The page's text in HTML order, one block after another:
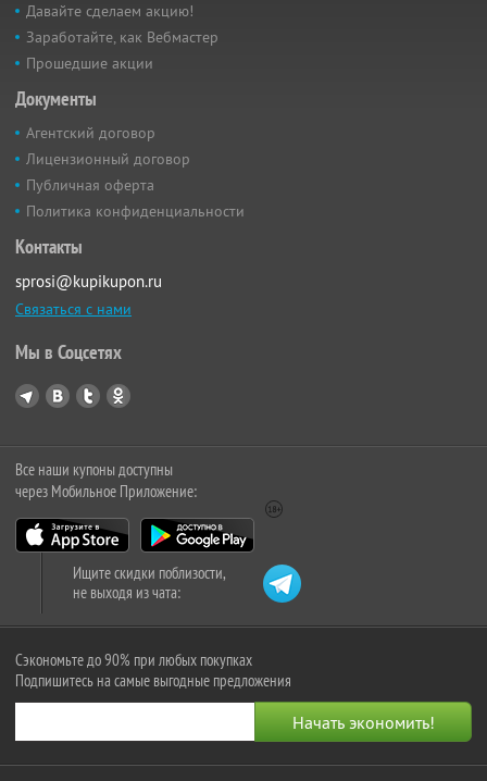
Давайте сделаем акцию!
Заработайте, как Вебмастер
Прошедшие акции
Документы
Агентский договор
Лицензионный договор
Публичная оферта
Политика конфиденциальности
Контакты
sprosi@kupikupon.ru
Связаться с нами
Мы в Соцсетях
Все наши купоны доступны
через Мобильное Приложение:
Ищите скидки поблизости,
не выходя из чата:
Сэкономьте до 90% при любых покупках
Подпишитесь на самые выгодные предложения